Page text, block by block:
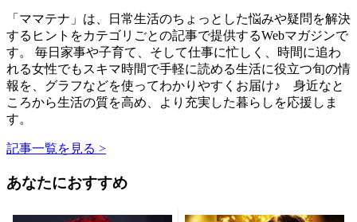
「ママテナ」は、日常生活のちょっとした悩みや疑問を解決
するヒントをカテゴリごとの記事で提供するWebマガジンで
す。 毎日家事や子育て、そして仕事に忙しく、時間に追わ
れる女性でもスキマ時間で手軽に読める生活に役立つ旬の情
報を、グラフなどを使ってわかりやすくお届け♪ 身近なと
ころから生活の質を高め、より充実した暮らしを応援しま
す。
記事一覧を見る >
あなたにおすすめ